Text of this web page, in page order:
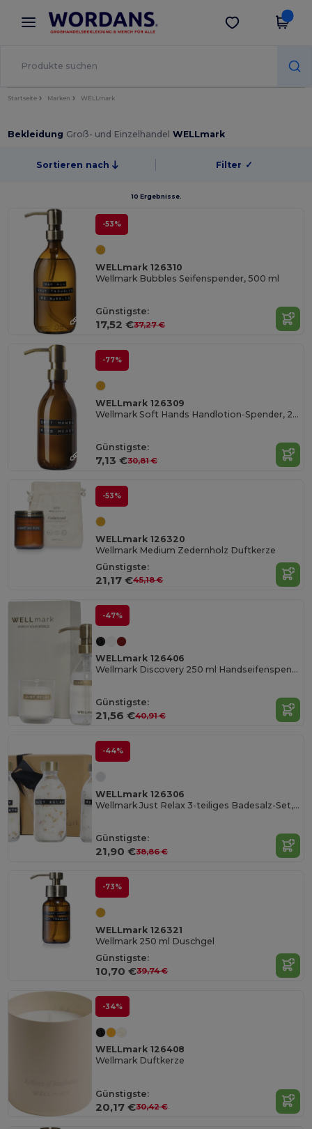
× Wordans App
Bessere Preise in der App!
App holen
Startseite Marken WELLmark
Bekleidung Groß- und Einzelhandel WELLmark
Sortieren nach Filter ✓
10 Ergebnisse.
-53%
WELLmark 126310
Wellmark Bubbles Seifenspender, 500 ml
Günstigste:
17,52 €37,27 €
-77%
WELLmark 126309
Wellmark Soft Hands Handlotion-Spender, 250 ml
Günstigste:
7,13 €30,81 €
-53%
WELLmark 126320
Wellmark Medium Zedernholz Duftkerze
Günstigste:
21,17 €45,18 €
-47%
WELLmark 126406
Wellmark Discovery 250 ml Handseifenspender und 150 g Duftkerze im Set
Günstigste:
21,56 €40,91 €
-44%
WELLmark 126306
Wellmark Just Relax 3-teiliges Badesalz-Set, 200 ml
Günstigste:
21,90 €38,86 €
-73%
WELLmark 126321
Wellmark 250 ml Duschgel
Günstigste:
10,70 €39,74 €
-34%
WELLmark 126408
Wellmark Duftkerze
Günstigste:
20,17 €30,42 €